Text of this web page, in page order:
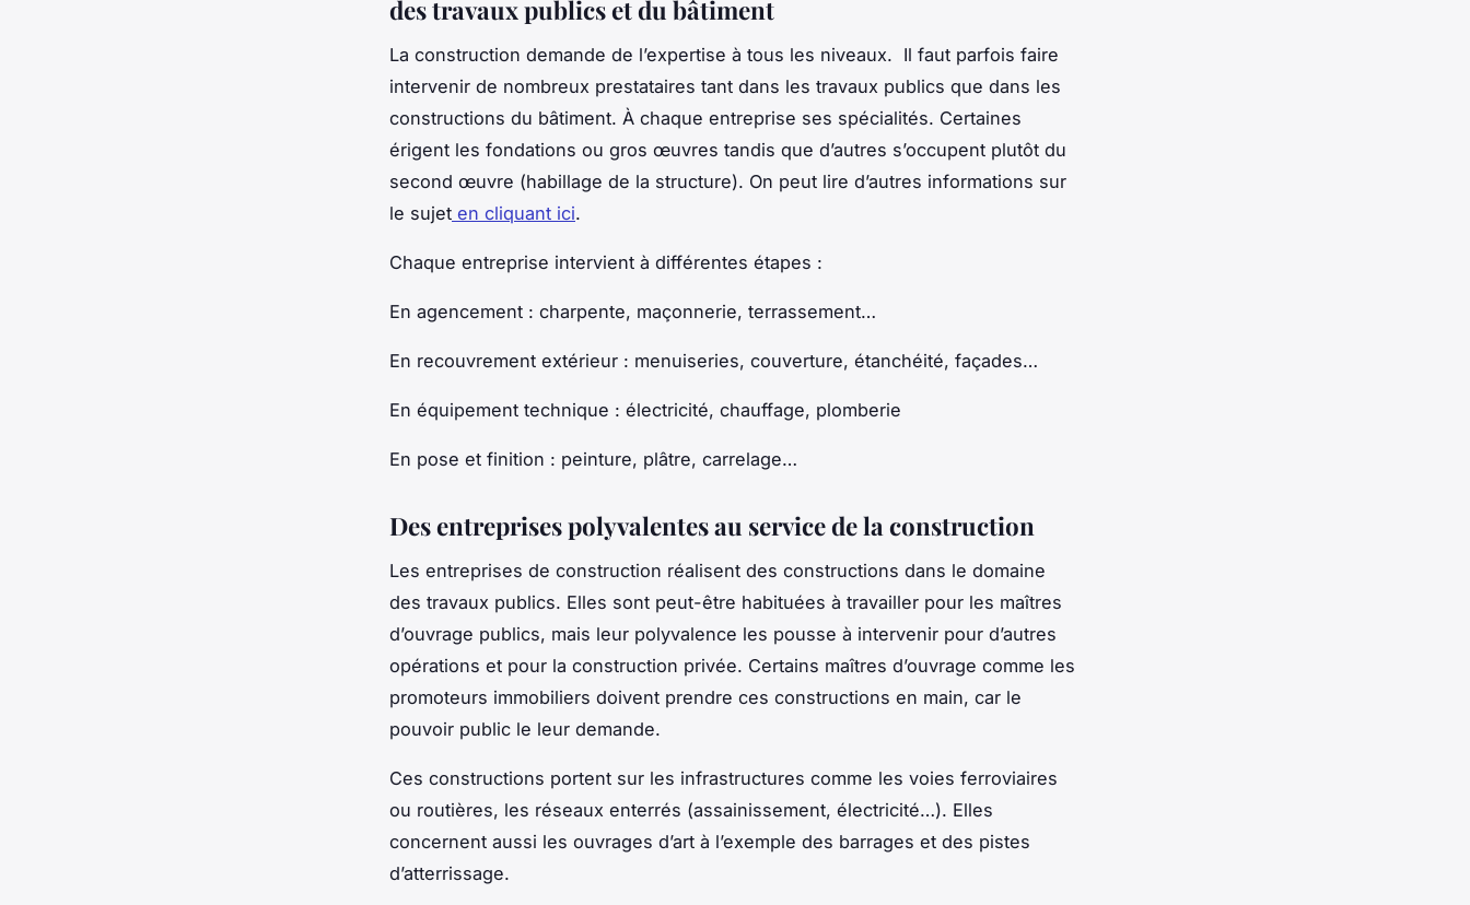
des travaux publics et du bâtiment
La construction demande de l’expertise à tous les niveaux. Il faut parfois faire
intervenir de nombreux prestataires tant dans les travaux publics que dans les
constructions du bâtiment. À chaque entreprise ses spécialités. Certaines
érigent les fondations ou gros œuvres tandis que d’autres s’occupent plutôt du
second œuvre (habillage de la structure). On peut lire d’autres informations sur
le sujet en cliquant ici.
Chaque entreprise intervient à différentes étapes :
En agencement : charpente, maçonnerie, terrassement…
En recouvrement extérieur : menuiseries, couverture, étanchéité, façades…
En équipement technique : électricité, chauffage, plomberie
En pose et finition : peinture, plâtre, carrelage…
Des entreprises polyvalentes au service de la construction
Les entreprises de construction réalisent des constructions dans le domaine
des travaux publics. Elles sont peut-être habituées à travailler pour les maîtres
d’ouvrage publics, mais leur polyvalence les pousse à intervenir pour d’autres
opérations et pour la construction privée. Certains maîtres d’ouvrage comme les
promoteurs immobiliers doivent prendre ces constructions en main, car le
pouvoir public le leur demande.
Ces constructions portent sur les infrastructures comme les voies ferroviaires
ou routières, les réseaux enterrés (assainissement, électricité…). Elles
concernent aussi les ouvrages d’art à l’exemple des barrages et des pistes
d’atterrissage.